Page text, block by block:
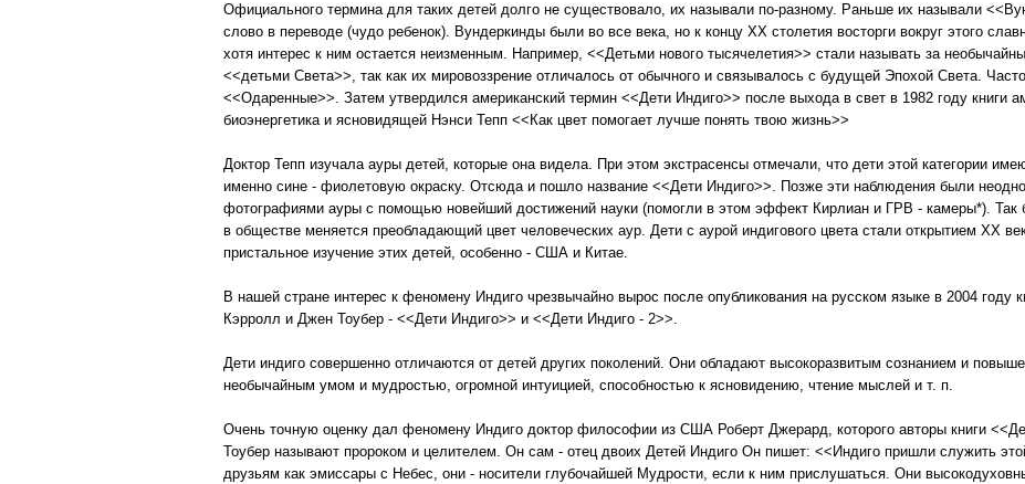
Официального термина для таких детей долго не существовало, их называли по-разному. Раньше их называли
слово в переводе (чудо ребенок). Вундеркинды были во все века, но к концу ХХ столетия восторги вокруг этого
хотя интерес к ним остается неизменным. Например, <<Детьми нового тысячелетия>> стали называть за
<<детьми Света>>, так как их мировоззрение отличалось от обычного и связывалось с будущей Эпохой Света.
<<Одаренные>>. Затем утвердился американский термин <<Дети Индиго>> после выхода в свет в 1982 году книги
биоэнергетика и ясновидящей Нэнси Тепп <<Как цвет помогает лучше понять твою жизнь>>
Доктор Тепп изучала ауры детей, которые она видела. При этом экстрасенсы отмечали, что дети этой категории
именно сине - фиолетовую окраску. Отсюда и пошло название <<Дети Индиго>>. Позже эти наблюдения были
фотографиями ауры с помощью новейший достижений науки (помогли в этом эффект Кирлиан и ГРВ - камеры*). Так
в обществе меняется преобладающий цвет человеческих аур. Дети с аурой индигового цвета стали открытием ХХ
пристальное изучение этих детей, особенно - США и Китае.
В нашей стране интерес к феномену Индиго чрезвычайно вырос после опубликования на русском языке в 2004 году
Кэрролл и Джен Тоубер - <<Дети Индиго>> и <<Дети Индиго - 2>>.
Дети индиго совершенно отличаются от детей других поколений. Они обладают высокоразвитым сознанием и
необычайным умом и мудростью, огромной интуицией, способностью к ясновидению, чтение мыслей и т. п.
Очень точную оценку дал феномену Индиго доктор философии из США Роберт Джерард, которого авторы книги
Тоубер называют пророком и целителем. Он сам - отец двоих Детей Индиго Он пишет: <<Индиго пришли служить
друзьям как эмиссары с Небес, они - носители глубочайшей Мудрости, если к ним прислушаться. Они